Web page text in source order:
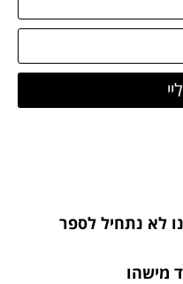
לא נתחיל לספר
מישהו